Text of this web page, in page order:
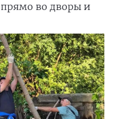
во дворы и